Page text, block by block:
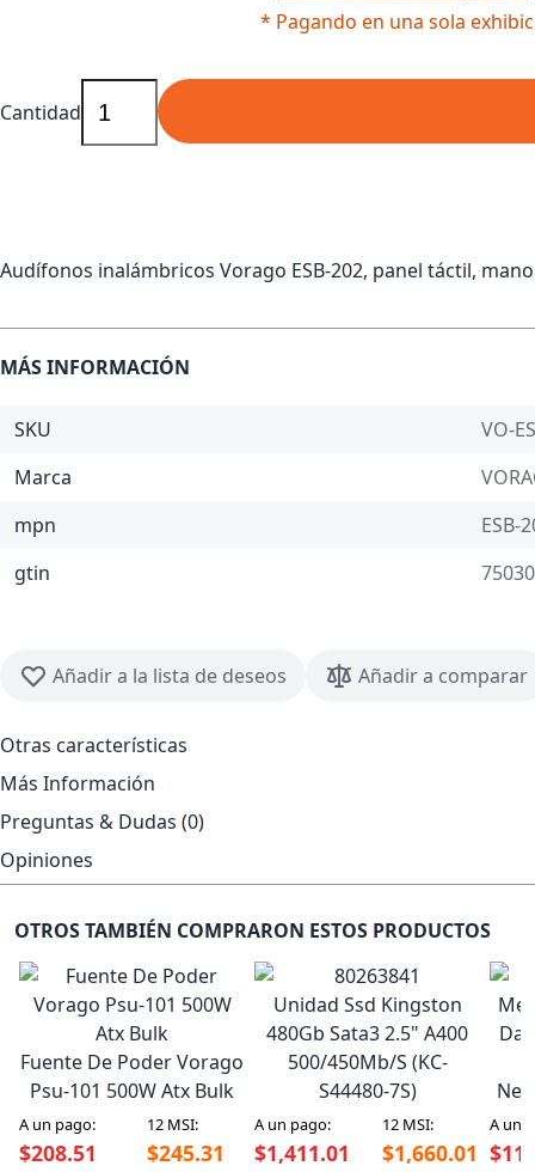
* Pagando en una sola
Cantidad
Audífonos inalámbricos Vorago ESB-202, panel táctil,
MÁS INFORMACIÓN
SKU
VO-
Marca
mpn
ESB-
gtin
Añadir a la lista de deseos Añadir a comparar
Otras características
Más Información
Preguntas & Dudas (0)
Opiniones
OTROS TAMBIÉN COMPRARON ESTOS PRODUCTOS
Fuente De Poder Vorago
Psu-101 500W Atx Bulk
A un pago: 12 MSI:
$208.51 $245.31
Unidad Ssd Kingston
480Gb Sata3 2.5" A400
500/450Mb/S (KC-
S44480-7S)
A un pago: 12 MSI:
$1,411.01 $1,660.01
A un